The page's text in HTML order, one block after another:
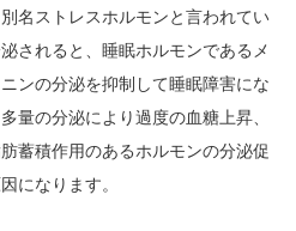
名ストレスホルモンと言われてい
されると、睡眠ホルモンであるメ
ンの分泌を抑制して睡眠障害にな
量の分泌により過度の血糖上昇、
蓄積作用のあるホルモンの分泌促
になります。